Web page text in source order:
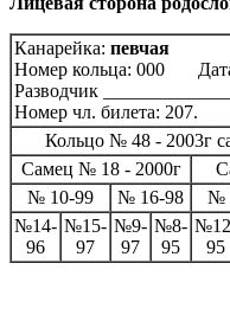
Канарейка:
Номер кольца: 000
Разводчик
Номер чл. билета: 207.
Кольцо № 48 - 2003г
Самец № 18 - 2000г
№ 10-99
№ 16-98 №
№14-
96
№15-
97
№9-
97
№8-
95
95